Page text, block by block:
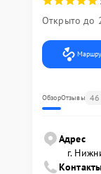
Открыто до
ОбзорОтзывы 46
Адрес
г.
Контакты